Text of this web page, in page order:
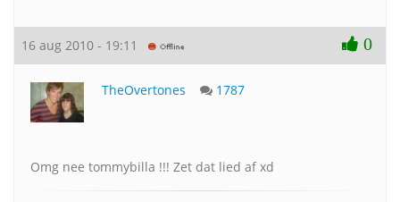
16 aug 2010 - 19:11 0
TheOvertones 1787
Omg nee tommybilla !!! Zet dat lied af xd